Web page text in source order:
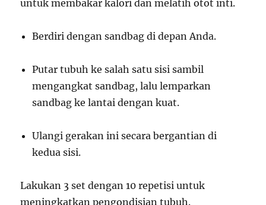
untuk membakar kalori dan melatih otot inti.
Berdiri dengan sandbag di depan Anda.
Putar tubuh ke salah satu sisi sambil
mengangkat sandbag, lalu lemparkan
sandbag ke lantai dengan kuat.
Ulangi gerakan ini secara bergantian di
kedua sisi.
Lakukan 3 set dengan 10 repetisi untuk
meningkatkan pengondisian tubuh.